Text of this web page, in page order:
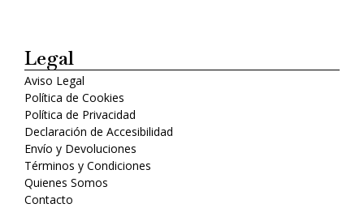
Legal
Aviso Legal
Política de Cookies
Política de Privacidad
Declaración de Accesibilidad
Envío y Devoluciones
Términos y Condiciones
Quienes Somos
Contacto